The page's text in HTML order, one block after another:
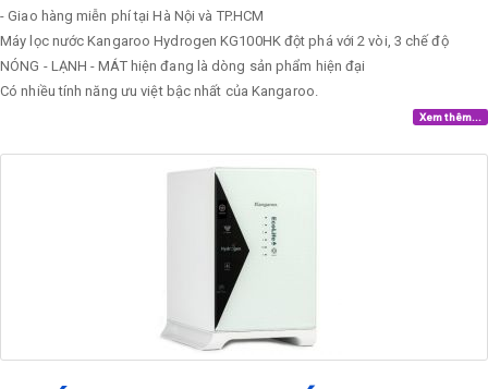
- Giao hàng miễn phí tại Hà Nội và TP.HCM
Máy lọc nước Kangaroo Hydrogen KG100HK đột phá với 2 vòi, 3 chế độ
NÓNG - LẠNH - MÁT hiện đang là dòng sản phẩm hiện đại
Có nhiều tính năng ưu việt bậc nhất của Kangaroo.
Xem thêm...